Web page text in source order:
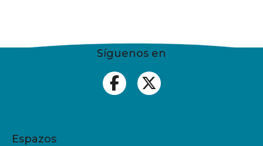
Síguenos en
Espazos